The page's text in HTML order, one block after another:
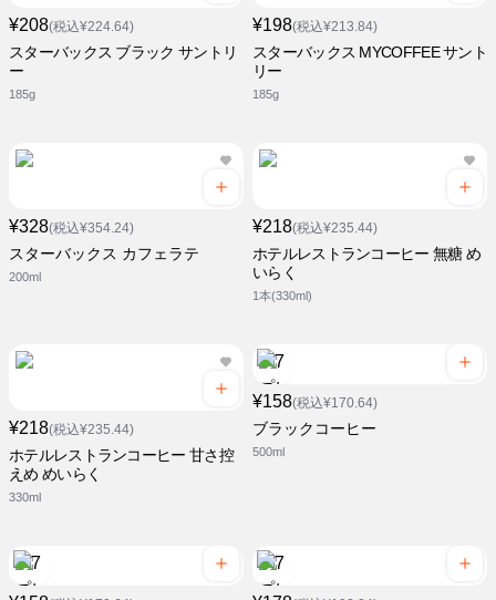
¥208(税込¥224.64)
スターバックス ブラック サントリ
ー
185g
¥198(税込¥213.84)
スターバックス MYCOFFEE サント
リー
185g
¥328(税込¥354.24)
スターバックス カフェラテ
200ml
¥218(税込¥235.44)
ホテルレストランコーヒー 無糖 め
いらく
1本(330ml)
¥218(税込¥235.44)
ホテルレストランコーヒー 甘さ控
えめ めいらく
330ml
¥158(税込¥170.64)
ブラックコーヒー
500ml